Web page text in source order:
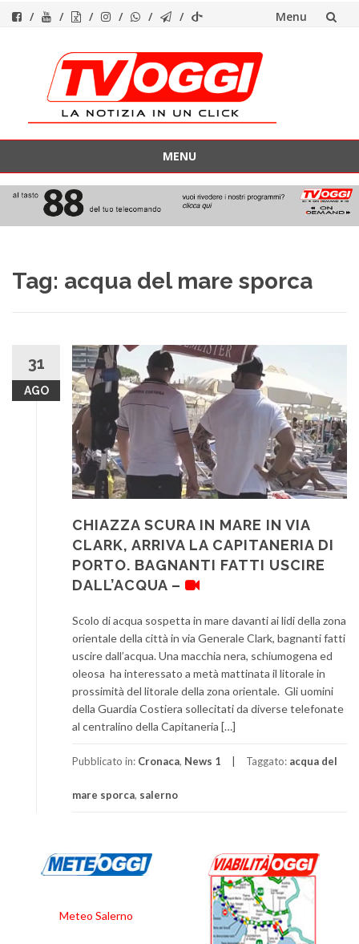
Menu
contenuto
MENU
contenuto
Tag: acqua del mare sporca
31
AGO
CHIAZZA SCURA IN MARE IN VIA
CLARK, ARRIVA LA CAPITANERIA DI
PORTO. BAGNANTI FATTI USCIRE
DALL’ACQUA –
Scolo di acqua sospetta in mare davanti ai lidi della zona
orientale della città in via Generale Clark, bagnanti fatti
uscire dall’acqua. Una macchia nera, schiumogena ed
oleosa ha interessato a metà mattinata il litorale in
prossimità del litorale della zona orientale. Gli uomini
della Guardia Costiera sollecitati da diverse telefonate
al centralino della Capitaneria […]
Pubblicato in: Cronaca, News 1 Taggato: acqua del
mare sporca, salerno
Meteo Salerno